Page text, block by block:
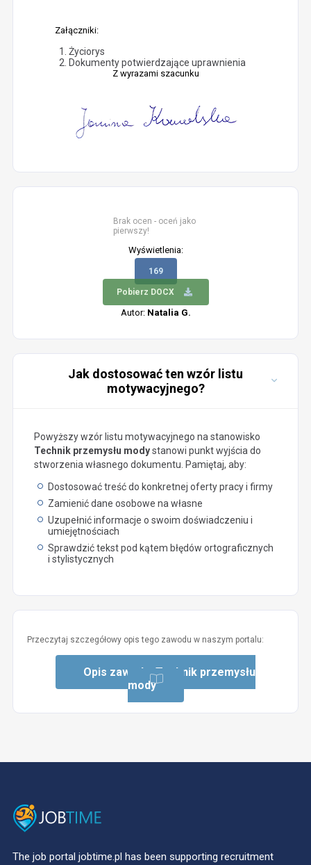
Załączniki:
Życiorys
Dokumenty potwierdzające uprawnienia
Z wyrazami szacunku
Brak ocen - oceń jako
pierwszy!
Wyświetlenia:
169
Pobierz DOCX
Autor: Natalia G.
Jak dostosować ten wzór listu
motywacyjnego?
Powyższy wzór listu motywacyjnego na stanowisko
Technik przemysłu modystanowi punkt wyjścia do
stworzenia własnego dokumentu. Pamiętaj, aby:
Dostosować treść do konkretnej oferty pracy i firmy
Zamienić dane osobowe na własne
Uzupełnić informacje o swoim doświadczeniu i
umiejętnościach
Sprawdzić tekst pod kątem błędów ortograficznych
i stylistycznych
Przeczytaj szczegółowy opis tego zawodu w naszym portalu:
Opis zawodu: Technik przemysłu
mody
The job portal jobtime.pl has been supporting recruitment